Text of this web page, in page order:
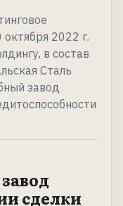
2022 г.
в состав
Сталь
завод
сделки